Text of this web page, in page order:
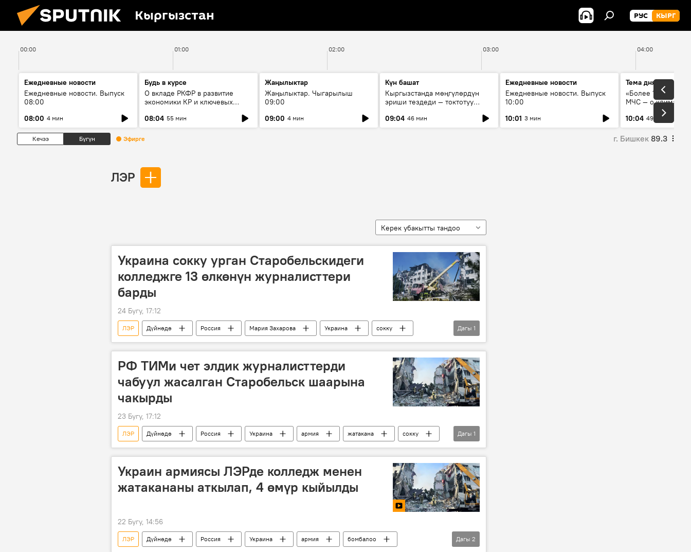
Кыргызстан РУС КЫРГ
00:00 01:00 02:00 03:00 04:00
Ежедневные новости
Ежедневные новости. Выпуск
08:00
08:00 4 мин
Будь в курсе
О вкладе РКФР в развитие
экономики КР и ключевых
08:04 55 мин
Жаңылыктар
Жаңылыктар. Чыгарылыш
09:00
09:00 4 мин
Күн башат
Кыргызстанда мөңгүлөрдүн
эриши тездеди — токтотуу
09:04 46 мин
Ежедневные новости
Ежедневные новости. Выпуск
10:00
10:01 3 мин
Тема дня
«Более 1200 сёл в
МЧС — о климате,
системе
населения
10:04 49 мин
Кечээ Бүгүн Эфирге г. Бишкек 89.3
ЛЭР
Керек убакытты тандоо
Украина сокку урган Старобельскидеги
колледжге 13 өлкөнүн журналисттери
барды
24 Бугу, 17:12
ЛЭР Дүйнөдө Россия Мария Захарова Украина
сокку
колледж
Дагы 1
РФ ТИМи чет элдик журналисттерди
чабуул жасалган Старобельск шаарына
чакырды
23 Бугу, 17:12
ЛЭР Дүйнөдө Россия Украина армия жатакана
сокку
Мария Захарова
Дагы 1
Украин армиясы ЛЭРде колледж менен
жатакананы аткылап, 4 өмүр кыйылды
22 Бугу, 14:56
ЛЭР Дүйнөдө Россия Украина армия
бомбалоо
Дагы 2